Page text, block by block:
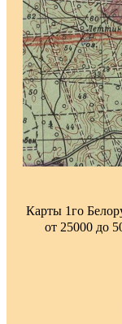
Карты 1го
от 25000 до